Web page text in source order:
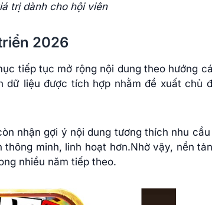
trị dành cho hội viên
2026
tiếp tục mở rộng nội dung theo hướng
dữ liệu được tích hợp nhằm đề xuất chủ
nhận gợi ý nội dung tương thích nhu cầu
minh, linh hoạt hơn.Nhờ vậy, nền
nhiều năm tiếp theo.